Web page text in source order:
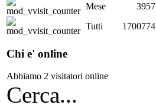
Mese
3957
Tutti
1700774
Chi e' online
Abbiamo 2 visitatori online
Cerca...